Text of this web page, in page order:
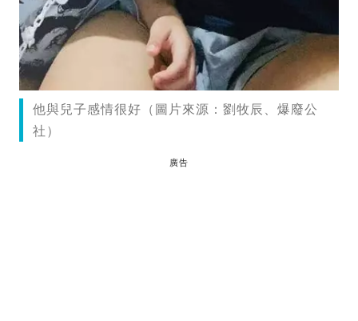
他與兒子感情很好（圖片來源：劉牧辰、爆廢公
社）
廣告